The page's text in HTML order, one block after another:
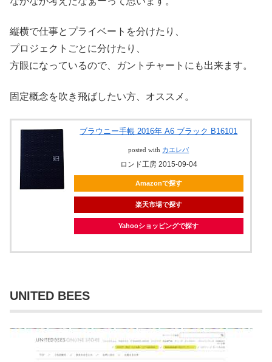
縦横で仕事とプライベートを分けたり、
プロジェクトごとに分けたり、
方眼になっているので、ガントチャートにも出来ます。
固定概念を吹き飛ばしたい方、オススメ。
ブラウニー手帳 2016年 A6 ブラック B16101
posted with カエレバ
ロンド工房 2015-09-04
Amazonで探す
楽天市場で探す
Yahooショッピングで探す
UNITED BEES